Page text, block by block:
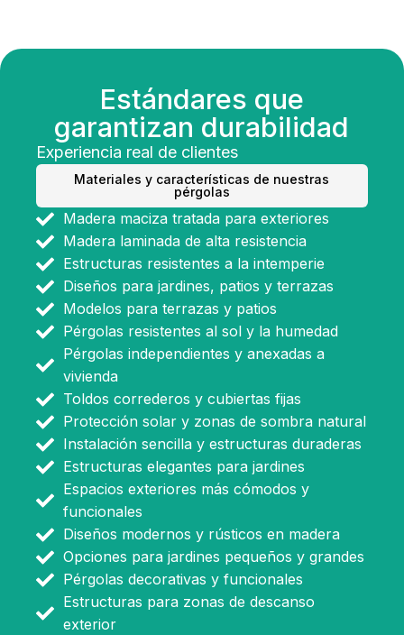
Estándares que
garantizan durabilidad
Experiencia real de clientes
Materiales y características de nuestras
pérgolas
Madera maciza tratada para exteriores
Madera laminada de alta resistencia
Estructuras resistentes a la intemperie
Diseños para jardines, patios y terrazas
Modelos para terrazas y patios
Pérgolas resistentes al sol y la humedad
Pérgolas independientes y anexadas a
vivienda
Toldos correderos y cubiertas fijas
Protección solar y zonas de sombra natural
Instalación sencilla y estructuras duraderas
Estructuras elegantes para jardines
Espacios exteriores más cómodos y
funcionales
Diseños modernos y rústicos en madera
Opciones para jardines pequeños y grandes
Pérgolas decorativas y funcionales
Estructuras para zonas de descanso
exterior